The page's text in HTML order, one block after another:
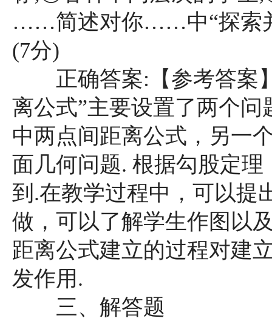
……简述对你……中“探索
(7分)
正确答案:【参考答案
离公式”主要设置了两个
中两点间距离公式，另一
面几何问题. 根据勾股定
到.在教学过程中，可以提
做，可以了解学生作图以
距离公式建立的过程对建
发作用.
三、解答题